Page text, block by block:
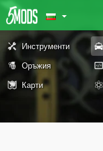
Инструменти
Оръжия
Карти